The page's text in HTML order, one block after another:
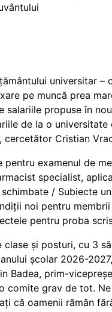
universitar –
pe muncă prea
salariile propuse în
de la o universitate
cercetător Cristian
pentru examenul de
specialist,
/ Subiecte
noi pentru
pentru proba
clase și posturi, cu 3
școlar 2026-
Badea, prim-
comite grav de tot. Ne
că oamenii rămân